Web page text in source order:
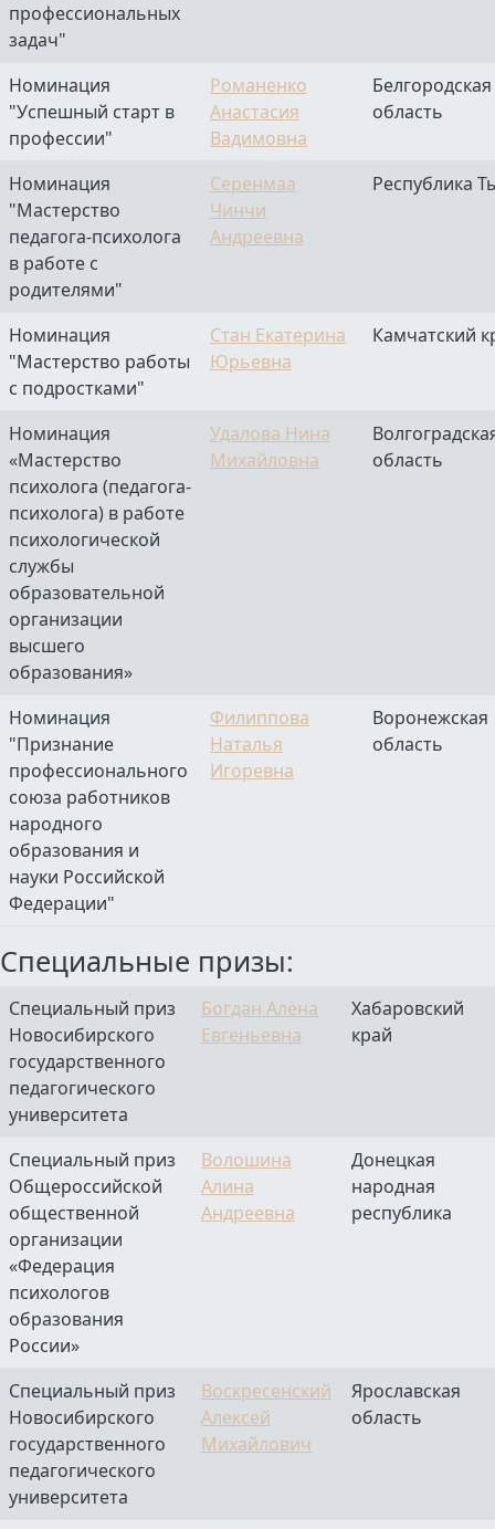
профессиональных
задач"
Номинация
"Успешный старт в
профессии"
Романенко
Анастасия
Вадимовна
Белгородская
область
Номинация
"Мастерство
педагога-психолога
в работе с
родителями"
Серенмаа
Чинчи
Андреевна
Республика
Номинация
"Мастерство работы
с подростками"
Стан Екатерина
Юрьевна
Камчатский
Номинация
«Мастерство
психолога (педагога-
психолога) в работе
психологической
службы
образовательной
организации
высшего
образования»
Удалова Нина
Михайловна
область
Номинация
"Признание
профессионального
союза работников
народного
образования и
науки Российской
Федерации"
Филиппова
Наталья
Игоревна
Воронежская
область
Специальные призы:
Специальный приз
Новосибирского
государственного
педагогического
университета
Богдан Алёна
Евгеньевна
Хабаровский
край
Специальный приз
Общероссийской
общественной
организации
«Федерация
психологов
образования
России»
Волошина
Алина
Андреевна
Донецкая
народная
республика
Специальный приз
Новосибирского
государственного
педагогического
университета
Воскресенский
Алексей
Михайлович
Ярославская
область